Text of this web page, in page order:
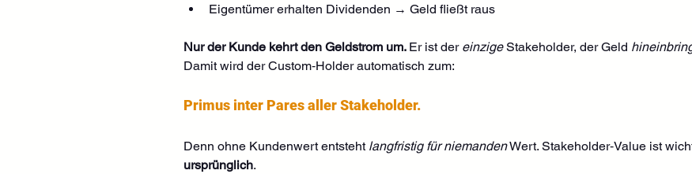
Eigentümer erhalten Dividenden → Geld fließt raus
Nur der Kunde kehrt den Geldstrom um. Er ist der einzige Stakeholder, der Geld
Damit wird der Custom‑Holder automatisch zum:
Primus inter Pares aller Stakeholder.
Denn ohne Kundenwert entsteht langfristig für niemanden Wert. Stakeholder‑Value ist
ursprünglich.